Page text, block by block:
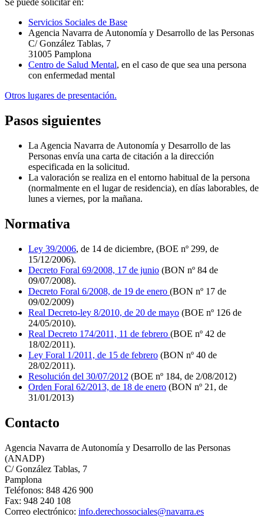
Se puede solicitar en:
Servicios Sociales de Base
Agencia Navarra de Autonomía y Desarrollo de las Personas
C/ González Tablas, 7
31005 Pamplona
Centro de Salud Mental, en el caso de que sea una persona
con enfermedad mental
Otros lugares de presentación.
Pasos siguientes
La Agencia Navarra de Autonomía y Desarrollo de las
Personas envía una carta de citación a la dirección
especificada en la solicitud.
La valoración se realiza en el entorno habitual de la persona
(normalmente en el lugar de residencia), en días laborables, de
lunes a viernes, por la mañana.
Normativa
Ley 39/2006, de 14 de diciembre, (BOE nº 299, de
15/12/2006).
Decreto Foral 69/2008, 17 de junio (BON nº 84 de
09/07/2008).
Decreto Foral 6/2008, de 19 de enero (BON nº 17 de
09/02/2009)
Real Decreto-ley 8/2010, de 20 de mayo (BOE nº 126 de
24/05/2010).
Real Decreto 174/2011, 11 de febrero (BOE nº 42 de
18/02/2011).
Ley Foral 1/2011, de 15 de febrero (BON nº 40 de
28/02/2011).
Resolución del 30/07/2012 (BOE nº 184, de 2/08/2012)
Orden Foral 62/2013, de 18 de enero (BON nº 21, de
31/01/2013)
Contacto
Agencia Navarra de Autonomía y Desarrollo de las Personas
(ANADP)
C/ González Tablas, 7
Pamplona
Teléfonos: 848 426 900
Fax: 948 240 108
Correo electrónico: info.derechossociales@navarra.es